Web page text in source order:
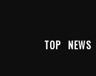
TOP NEWS